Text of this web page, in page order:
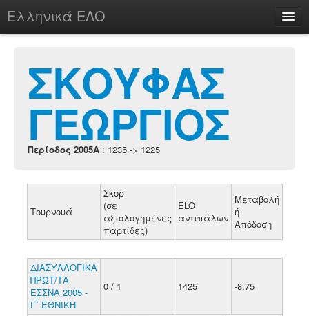
Ελληνικά ΕΛΟ
chesstu.be @ discord
Login
ΣΚΟΥΦΑΣ
ΓΕΩΡΓΙΟΣ
Περίοδος 2005A : 1235 -> 1225
Τουρνουά
Σκορ
(σε
αξιολογημένες
παρτίδες)
ELO
αντιπάλων
Μεταβολή
ή
Απόδοση
ΔΙΑΣΥΛΛΟΓΙΚΑ
ΠΡΩΤ/ΤΑ
ΕΣΣΝΑ 2005 -
Γ΄ ΕΘΝΙΚΗ
0 / 1 1425 -8.75